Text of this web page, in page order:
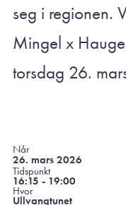
seg i regionen.
Mingel x
torsdag 26.
Når
26. mars 2026
Tidspunkt
16:15 - 19:00
Hvor
Ullvangtunet